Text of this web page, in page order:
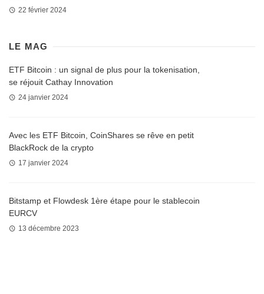
22 février 2024
LE MAG
ETF Bitcoin : un signal de plus pour la tokenisation,
se réjouit Cathay Innovation
24 janvier 2024
Avec les ETF Bitcoin, CoinShares se rêve en petit
BlackRock de la crypto
17 janvier 2024
Bitstamp et Flowdesk 1ère étape pour le stablecoin
EURCV
13 décembre 2023